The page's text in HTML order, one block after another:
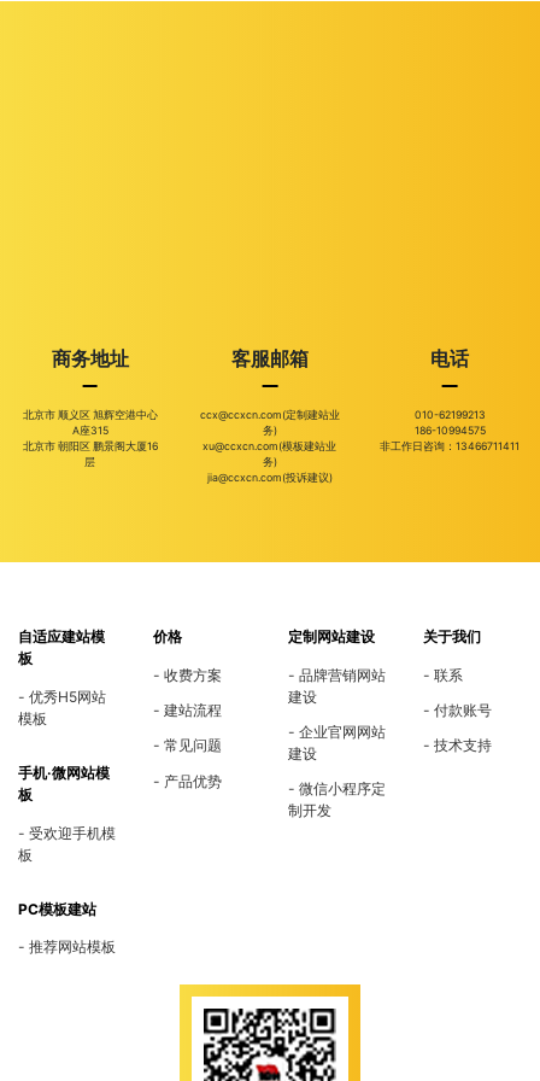
商务地址
北京市 顺义区 旭辉空港中心
A座315
北京市 朝阳区 鹏景阁大厦16
层
客服邮箱
ccx@ccxcn.com(定制建站业
务)
xu@ccxcn.com(模板建站业
务)
jia@ccxcn.com(投诉建议)
电话
010-62199213
186-10994575
非工作日咨询：13466711411
自适应建站模
板
优秀H5网站
模板
手机·微网站模
板
受欢迎手机模
板
PC模板建站
推荐网站模板
价格
收费方案
建站流程
常见问题
产品优势
定制网站建设
品牌营销网站
建设
企业官网网站
建设
微信小程序定
制开发
关于我们
联系
付款账号
技术支持